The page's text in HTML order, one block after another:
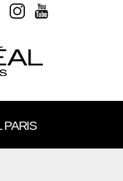
TWITTERINSTAGRAM
PARIS